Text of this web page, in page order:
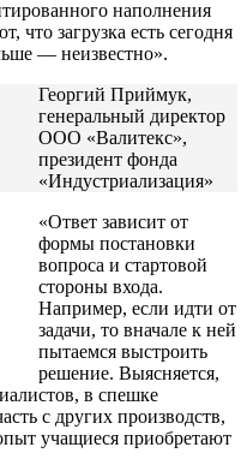
наполнения
что загрузка есть сегодня
— неизвестно».
Георгий Приймук,
генеральный директор
ООО «Валитекс»,
президент фонда
«Индустриализация»
«Ответ зависит от
формы постановки
вопроса и стартовой
стороны входа.
Например, если идти от
задачи, то вначале к ней
пытаемся выстроить
решение. Выясняется,
в спешке
с других производств,
учащиеся приобретают